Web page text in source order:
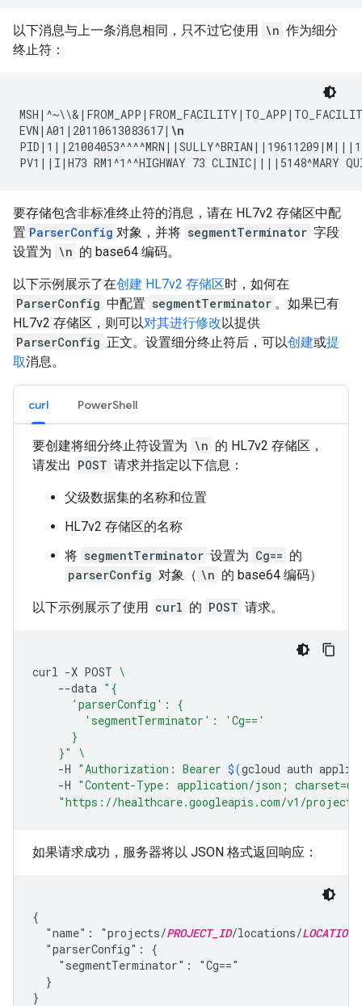
以下消息与上一条消息相同，只不过它使用 \n 作为细分
终止符：
EVN|A01|20110613083617| \n
PV1||I|H73 RM1^1^^HIGHWAY 73
要存储包含非标准终止符的消息，请在 HL7v2 存储区中配
置 ParserConfig 对象，并将 segmentTerminator 字段
设置为 \n 的 base64 编码。
以下示例展示了在创建 HL7v2 存储区时，如何在
ParserConfig 中配置 segmentTerminator 。如果已有
HL7v2 存储区，则可以对其进行修改以提供
ParserConfig 正文。设置细分终止符后，可以创建或提
取消息。
curl PowerShell
要创建将细分终止符设置为 \n 的 HL7v2 存储区，
请发出 POST 请求并指定以下信息：
父级数据集的名称和位置
HL7v2 存储区的名称
将 segmentTerminator 设置为 Cg== 的
parserConfig 对象（ \n 的 base64 编码）
以下示例展示了使用 curl 的 POST 请求。
curl -X POST \
--data "{
      'parserConfig': {
        'segmentTerminator': 'Cg=='
      }
    }"
\
-H "Authorization: Bearer $(gcloud auth
-H "Content-Type: application/json;
"https://healthcare.googleapis.com/v1/
如果请求成功，服务器将以 JSON 格式返回响应：
{
  "name": "projects/
PROJECT_ID/locations/LOCATION
  "parserConfig": {
    "segmentTerminator": "Cg=="
  }